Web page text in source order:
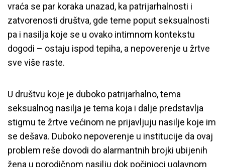
vraća se par koraka unazad, ka patrijarhalnosti i
zatvorenosti društva, gde teme poput seksualnosti
pa i nasilja koje se u ovako intimnom kontekstu
dogodi – ostaju ispod tepiha, a nepoverenje u žrtve
sve više raste.
U društvu koje je duboko patrijarhalno, tema
seksualnog nasilja je tema koja i dalje predstavlja
stigmu te žrtve većinom ne prijavljuju nasilje koje im
se dešava. Duboko nepoverenje u institucije da ovaj
problem reše dovodi do alarmantnih brojki ubijenih
žena u porodičnom nasilju dok počinioci uglavnom